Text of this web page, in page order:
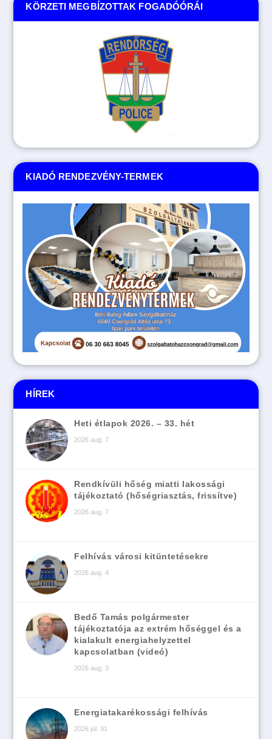
HÍREK
Heti étlapok 2026. – 33. hét
2026 aug. 7
Rendkívüli hőség miatti lakossági
tájékoztató (hőségriasztás, frissítve)
2026 aug. 7
Felhívás városi kitüntetésekre
2026 aug. 4
Bedő Tamás polgármester
tájékoztatója az extrém hőséggel és a
kialakult energiahelyzettel
kapcsolatban (videó)
2026 aug. 3
Energiatakarékossági felhívás
2026 júl. 31
KIADÓ RENDEZVÉNY-TERMEK
KÖRZETI MEGBÍZOTTAK FOGADÓÓRÁI